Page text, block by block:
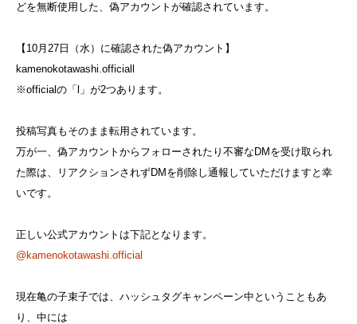
どを無断使用した、偽アカウントが確認されています。
【10月27日（水）に確認された偽アカウント】
kamenokotawashi.officiall
※officialの「l」が2つあります。
投稿写真もそのまま転用されています。
万が一、偽アカウントからフォローされたり不審なDMを受け取られ
た際は、リアクションされずDMを削除し通報していただけますと幸
いです。
正しい公式アカウントは下記となります。
@kamenokotawashi.official
現在亀の子束子では、ハッシュタグキャンペーン中ということもあ
り、中には